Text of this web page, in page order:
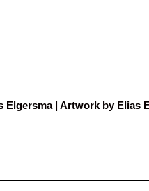
Elgersma | Artwork by Elias